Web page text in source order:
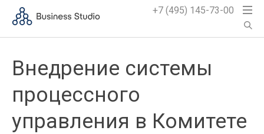
+7 (495) 145-73-00
Внедрение системы
процессного
управления в Комитете